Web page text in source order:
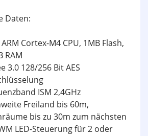
Daten:
Cortex-M4 CPU, 1MB Flash,
RAM
3.0 128/256 Bit AES
ISM 2,4GHz
Freiland bis 60m,
bis zu 30m zum nächsten
LED-Steuerung für 2 oder